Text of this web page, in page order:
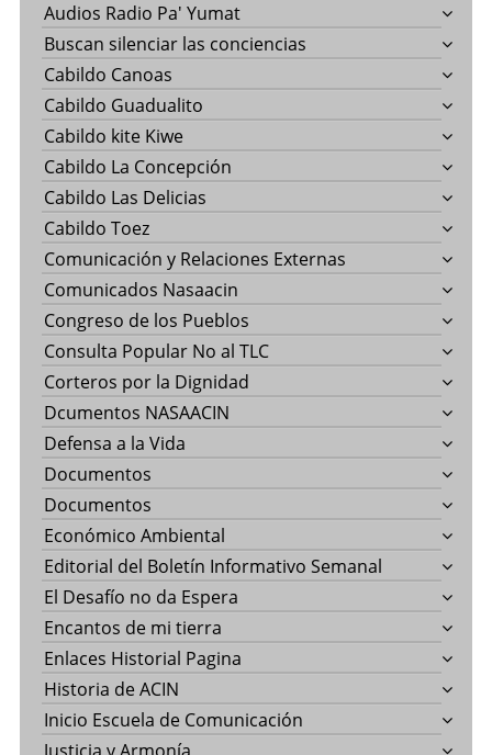
Audios Radio Pa' Yumat
Buscan silenciar las conciencias
Cabildo Canoas
Cabildo Guadualito
Cabildo kite Kiwe
Cabildo La Concepción
Cabildo Las Delicias
Cabildo Toez
Comunicación y Relaciones Externas
Comunicados Nasaacin
Congreso de los Pueblos
Consulta Popular No al TLC
Corteros por la Dignidad
Dcumentos NASAACIN
Defensa a la Vida
Documentos
Documentos
Económico Ambiental
Editorial del Boletín Informativo Semanal
El Desafío no da Espera
Encantos de mi tierra
Enlaces Historial Pagina
Historia de ACIN
Inicio Escuela de Comunicación